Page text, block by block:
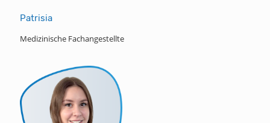
Patrisia
Medizinische Fachangestellte